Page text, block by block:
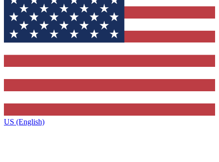
US (English)